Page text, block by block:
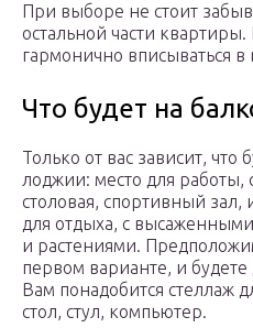
При выборе не стоит
остальной части
гармонично вписываться в
Что будет на
Только от вас зависит, что
лоджии: место для работы,
столовая, спортивный зал,
для отдыха, с
и растениями.
первом варианте, и
Вам понадобится стеллаж
стол, стул, компьютер.